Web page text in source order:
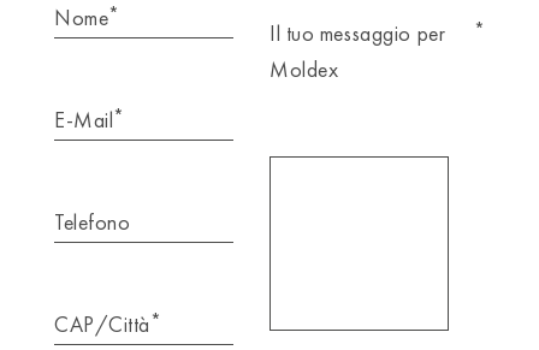
Nome*
E-Mail*
Telefono
CAP/Città*
Il tuo messaggio per
Moldex
*